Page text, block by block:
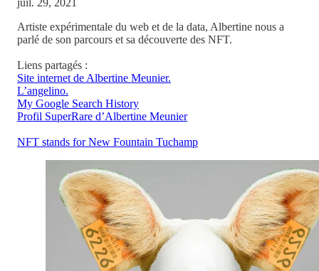
Artiste expérimentale du web et de la data, Albertine nous a
parlé de son parcours et sa découverte des NFT.
Liens partagés :
Site internet de Albertine Meunier.
L’angelino.
My Google Search History
Profil SuperRare d’Albertine Meunier
NFT stands for New Fountain Tuchamp